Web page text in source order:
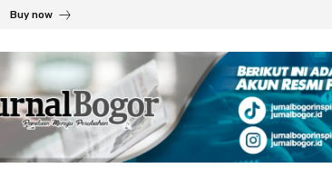
Buy now